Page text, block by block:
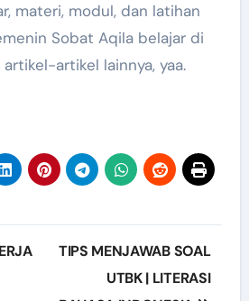
materi, modul, dan latihan
Sobat Aqila belajar di
artikel lainnya, yaa.
TIPS MENJAWAB SOAL
UTBK | LITERASI